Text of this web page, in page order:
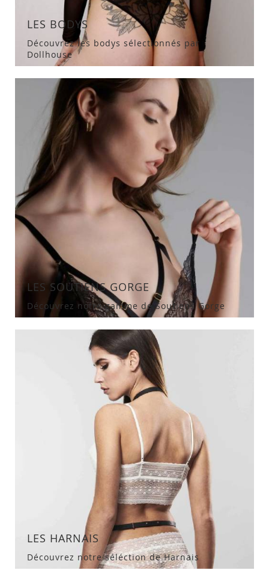
LES BODYS
Découvrez les bodys sélectionnés par
Dollhouse
LES SOUTIENS GORGE
Découvrez notre gamme de Soutiens Gorge
LES HARNAIS
Découvrez notre séléction de Harnais